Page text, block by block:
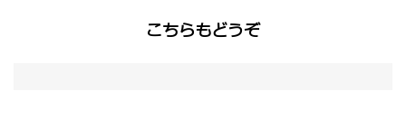
こちらもどうぞ